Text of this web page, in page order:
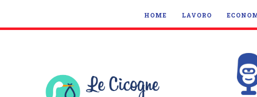
HOME LAVORO